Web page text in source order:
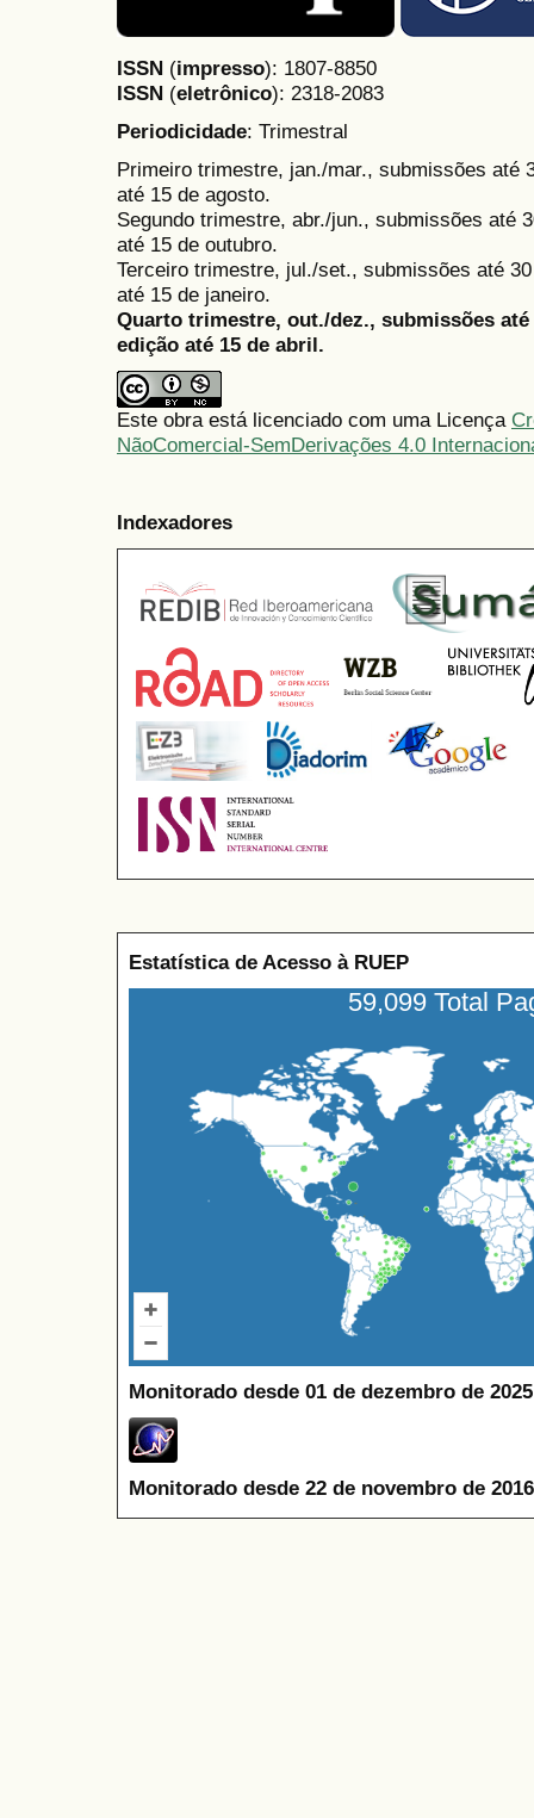
ISSN (impresso): 1807-8850
ISSN (eletrônico): 2318-2083
Periodicidade: Trimestral
Primeiro trimestre, jan./mar., submissões até
até 15 de agosto.
Segundo trimestre, abr./jun., submissões até
até 15 de outubro.
Terceiro trimestre, jul./set., submissões até
até 15 de janeiro.
Quarto trimestre, out./dez., submissões
edição até 15 de abril.
Este obra está licenciado com uma Licença
NãoComercial-SemDerivações 4.0
Indexadores
Estatística de Acesso à RUEP
59,099 Total
Monitorado desde 01 de dezembro de
Monitorado desde 22 de novembro de